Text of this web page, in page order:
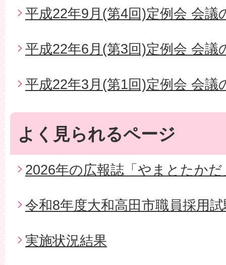
平成22年9月(第4回)定例会 会議
平成22年6月(第3回)定例会 会議
平成22年3月(第1回)定例会 会議
よく見られるページ
2026年の広報誌「やまとたかだ
令和8年度大和高田市職員採用
実施状況結果